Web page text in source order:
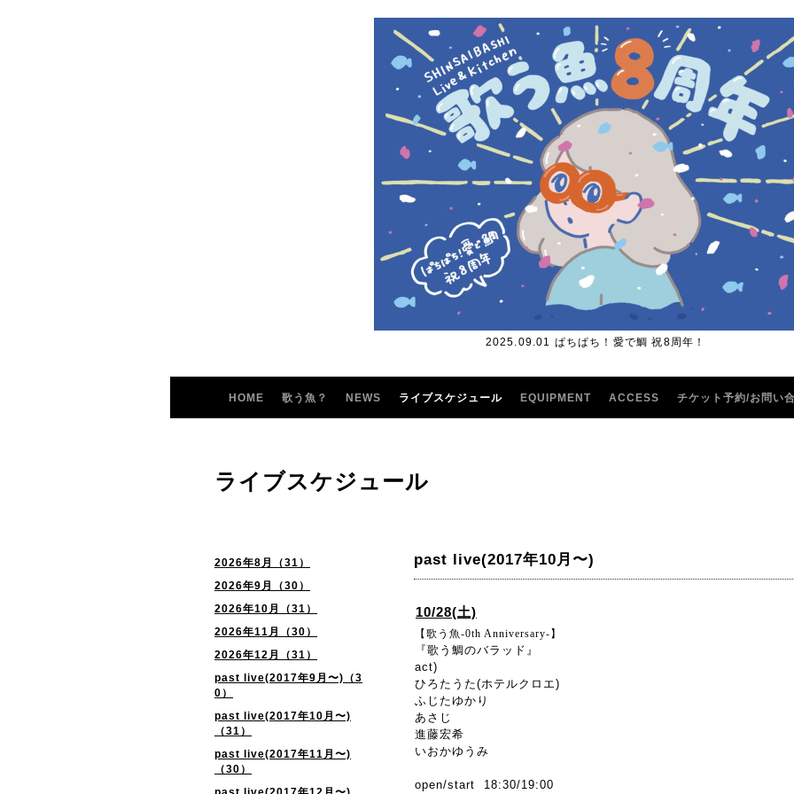
2025.09.01 ぱちぱち！愛で鯛 祝8周年！
HOME 歌う魚？ NEWS ライブスケジュール EQUIPMENT ACCESS チケット予約/お問い
2026年8月（31）
2026年9月（30）
2026年10月（31）
2026年11月（30）
2026年12月（31）
past live(2017年9月〜)（3
0）
past live(2017年10月〜)
（31）
past live(2017年11月〜)
（30）
ライブスケジュール
past live(2017年10月〜)
10/28(土)
【歌う魚-0th Anniversary-】
『歌う鯛のバラッド』
act)
ひろたうた(ホテルクロエ)
ふじたゆかり
あさじ
進藤宏希
いおかゆうみ
open/start 18:30/19:00